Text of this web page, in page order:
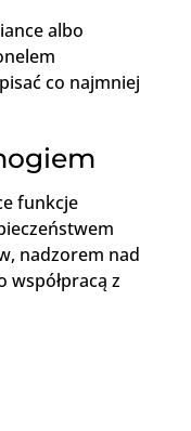
albo
co najmniej
funkcje
nadzorem nad
współpracą z